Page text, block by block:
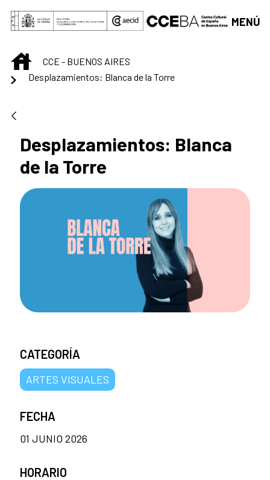
Saltar al contenido principal
MENÚ
INICIOCCE - BUENOS AIRES
Desplazamientos: Blanca de la Torre
Desplazamientos: Blanca
de la Torre
CATEGORÍA
ARTES VISUALES
FECHA
01 JUNIO 2026
HORARIO